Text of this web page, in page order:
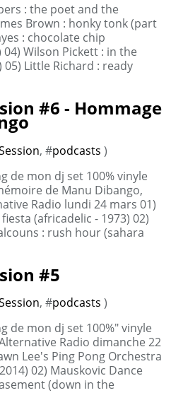
: the poet and the
Brown : honky tonk (part
: chocolate chip
Wilson Pickett : in the
Little Richard : ready
#6 - Hommage
, #podcasts )
de mon dj set 100% vinyle
de Manu Dibango,
Radio lundi 24 mars 01)
(africadelic - 1973) 02)
: rush hour (sahara
#5
, #podcasts )
de mon dj set 100%" vinyle
Radio dimanche 22
Lee's Ping Pong Orchestra
02) Mauskovic Dance
(down in the